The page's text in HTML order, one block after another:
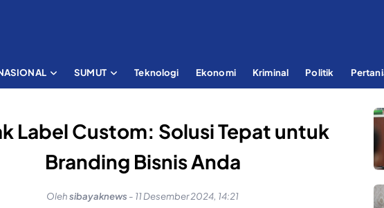
SUMUT Teknologi Ekonomi Kriminal Politik
Label Custom: Solusi Tepat untuk
Branding Bisnis Anda
Olehsibayaknews - 11 Desember 2024, 14:21